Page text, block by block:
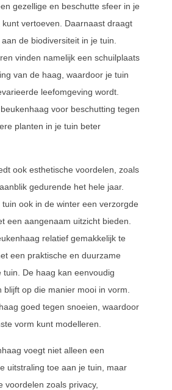
gezellige en beschutte sfeer in je
vertoeven. Daarnaast draagt
de biodiversiteit in je tuin.
vinden namelijk een schuilplaats
van de haag, waardoor je tuin
leefomgeving wordt.
voor beschutting tegen
planten in je tuin beter
ook esthetische voordelen, zoals
gedurende het hele jaar.
ook in de winter een verzorgde
een aangenaam uitzicht bieden.
relatief gemakkelijk te
een praktische en duurzame
tuin. De haag kan eenvoudig
op die manier mooi in vorm.
goed tegen snoeien, waardoor
vorm kunt modelleren.
voegt niet alleen een
uitstraling toe aan je tuin, maar
voordelen zoals privacy,